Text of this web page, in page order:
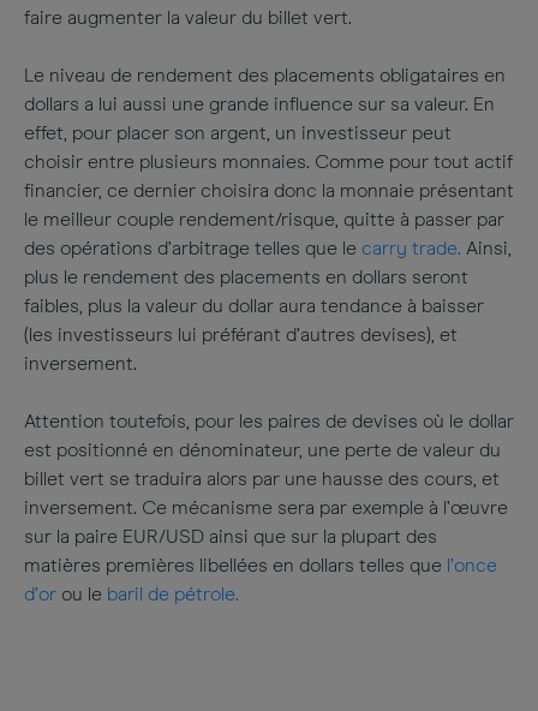
faire augmenter la valeur du billet vert.
Le niveau de rendement des placements obligataires en
dollars a lui aussi une grande influence sur sa valeur. En
effet, pour placer son argent, un investisseur peut
choisir entre plusieurs monnaies. Comme pour tout actif
financier, ce dernier choisira donc la monnaie présentant
le meilleur couple rendement/risque, quitte à passer par
des opérations d’arbitrage telles que le carry trade. Ainsi,
plus le rendement des placements en dollars seront
faibles, plus la valeur du dollar aura tendance à baisser
(les investisseurs lui préférant d’autres devises), et
inversement.
Attention toutefois, pour les paires de devises où le dollar
est positionné en dénominateur, une perte de valeur du
billet vert se traduira alors par une hausse des cours, et
inversement. Ce mécanisme sera par exemple à l’œuvre
sur la paire EUR/USD ainsi que sur la plupart des
matières premières libellées en dollars telles que l’once
d’or ou le baril de pétrole.